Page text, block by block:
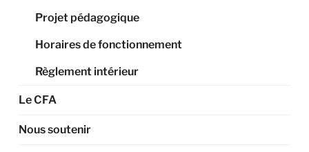
Projet pédagogique
Horaires de fonctionnement
Règlement intérieur
Le CFA
Nous soutenir